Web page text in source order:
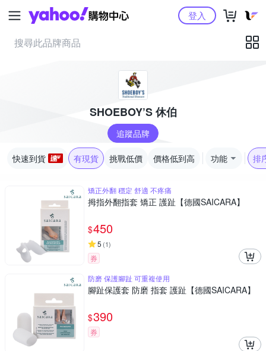
Yahoo購物中心登入
SHOEBOY’S 休伯
追蹤品牌
快速到貨 有現貨 挑戰低價 價格低到高 功能 排
矯正外翻 穩定 舒適 不疼痛
拇指外翻指套 矯正 護趾【德國SAICARA】
$450
5 (1)
券
防磨 保護腳趾 可重複使用
腳趾保護套 防磨 指套 護趾【德國SAICARA】
$390
券